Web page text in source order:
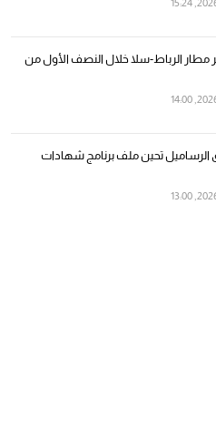
مطار الرباط-سلا خلال النصف الأول من
الرساميل تحين ملف برنامج شهادات